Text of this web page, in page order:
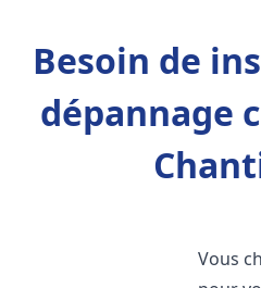
Besoin de
dépannage
Vous